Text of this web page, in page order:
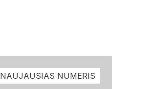
NAUJAUSIAS NUMERIS